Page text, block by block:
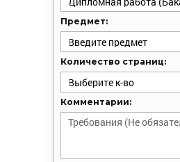
Предмет:
Количество страниц:
Комментарии: